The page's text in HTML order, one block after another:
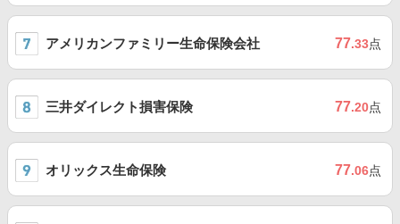
アメリカンファミリー生命保険会社 77.33点
三井ダイレクト損害保険 77.20点
オリックス生命保険 77.06点